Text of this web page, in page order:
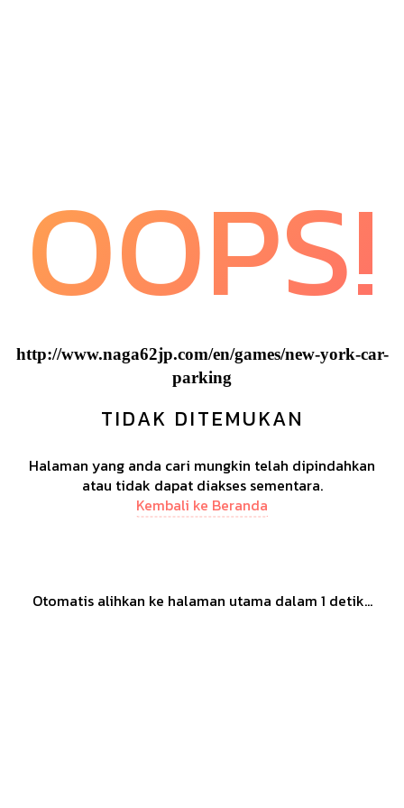
OOPS!
http://www.naga62jp.com/en/games/new-york-car-
parking
TIDAK DITEMUKAN
Halaman yang anda cari mungkin telah dipindahkan
atau tidak dapat diakses sementara.
Kembali ke Beranda
Otomatis alihkan ke halaman utama dalam 1 detik...